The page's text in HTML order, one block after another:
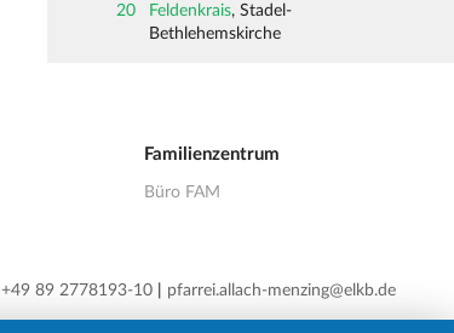
20
Feldenkrais, Stadel-
Bethlehemskirche
Familienzentrum
Büro FAM
+49 89 2778193-10 pfarrei.allach-menzing@elkb.de